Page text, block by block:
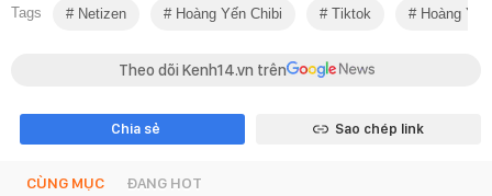
Tags Netizen Hoàng Yến Chibi Tiktok Hoàng
Theo dõi Kenh14.vn trên
Chia sẻ Sao chép link
CÙNG MỤC ĐANG HOT